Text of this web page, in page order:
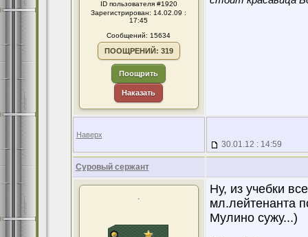
ID пользователя #1920
Зарегистрирован: 14.02.09 :
17:45
Сообщений: 15634
ПООЩРЕНИЙ: 319
Поощрить
Наказать
Наверх
30.01.12 : 14:59
Суровый сержант
.
Ну, из учебки
мл.лейтенанта
Мулино сужу...)